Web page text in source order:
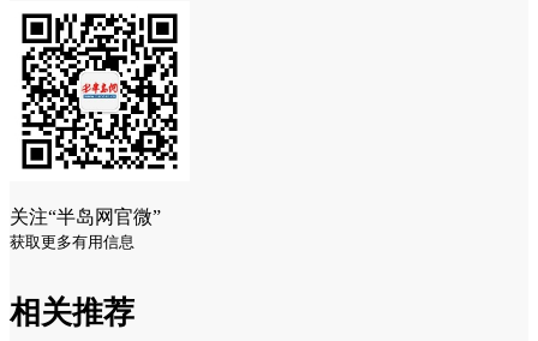
关注“半岛网官微”
获取更多有用信息
相关推荐